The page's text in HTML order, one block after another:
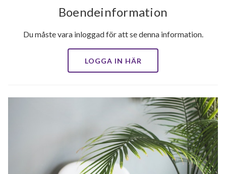
Boendeinformation
Du måste vara inloggad för att se denna information.
LOGGA IN HÄR